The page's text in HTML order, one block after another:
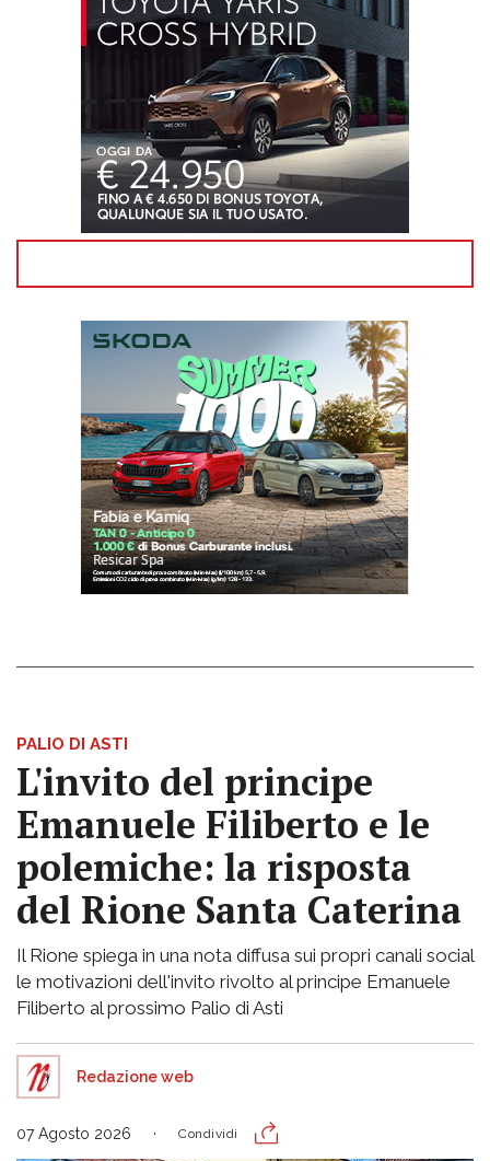
PALIO DI ASTI
L'invito del principe
Emanuele Filiberto e le
polemiche: la risposta
del Rione Santa Caterina
Il Rione spiega in una nota diffusa sui propri canali social
le motivazioni dell'invito rivolto al principe Emanuele
Filiberto al prossimo Palio di Asti
Redazione web
07 Agosto 2026 Condividi